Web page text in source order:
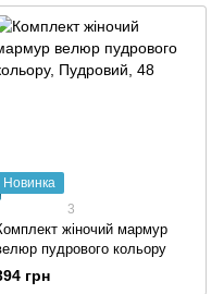
Новинка
3
жіночий мармур
пудрового кольору
грн